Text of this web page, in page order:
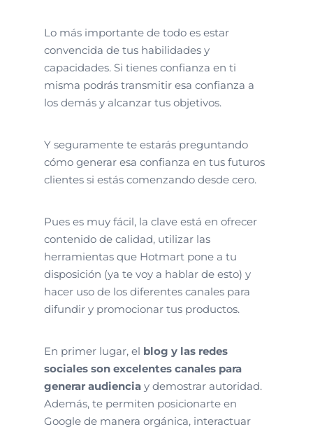
Lo más importante de todo es estar
convencida de tus habilidades y
capacidades. Si tienes confianza en ti
misma podrás transmitir esa confianza a
los demás y alcanzar tus objetivos.
Y seguramente te estarás preguntando
cómo generar esa confianza en tus futuros
clientes si estás comenzando desde cero.
Pues es muy fácil, la clave está en ofrecer
contenido de calidad, utilizar las
herramientas que Hotmart pone a tu
disposición (ya te voy a hablar de esto) y
hacer uso de los diferentes canales para
difundir y promocionar tus productos.
En primer lugar, el blog y las redes
sociales son excelentes canales para
generar audiencia y demostrar autoridad.
Además, te permiten posicionarte en
Google de manera orgánica, interactuar